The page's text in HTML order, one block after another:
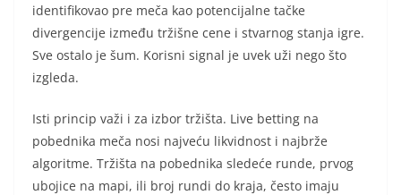
identifikovao pre meča kao potencijalne tačke
divergencije između tržišne cene i stvarnog stanja igre.
Sve ostalo je šum. Korisni signal je uvek uži nego što
izgleda.
Isti princip važi i za izbor tržišta. Live betting na
pobednika meča nosi najveću likvidnost i najbrže
algoritme. Tržišta na pobednika sledeće runde, prvog
ubojice na mapi, ili broj rundi do kraja, često imaju